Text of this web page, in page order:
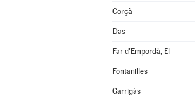
Corçà
Das
Far d'Empordà, El
Fontanilles
Garrigàs